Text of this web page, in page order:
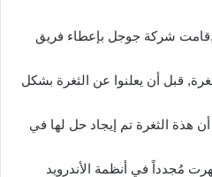
شركة جوجل بإعطاء فريق
الثغرة, قبل أن يعلنوا عن الثغرة بشكل
الثغرة تم إيجاد حل لها في
2017 إلا أنها ظهرت مُجدداً في أنظمة الأندرويد